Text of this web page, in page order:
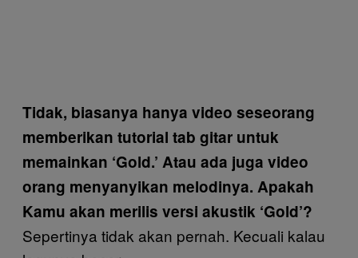
Tidak, biasanya hanya video seseorang
memberikan tutorial tab gitar untuk
memainkan ‘Gold.’ Atau ada juga video
orang menyanyikan melodinya. Apakah
Kamu akan merilis versi akustik ‘Gold’?
Sepertinya tidak akan pernah. Kecuali kalau